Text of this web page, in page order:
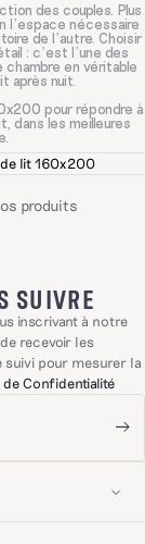
des couples. Plus
l'espace nécessaire
de l'autre. Choisir
: c'est l'une des
en véritable
après nuit.
pour répondre à
dans les meilleures
cm
retombée de 30 cm
effet plus généreux
de 50 cm est une
cm pour vous
les taies d'oreiller,
carrés, le 50x70
tissus aux
elle se distingue par
de lit 160x200
produits
SUIVRE
inscrivant à notre
recevoir les
suivi pour mesurer la
de Confidentialité